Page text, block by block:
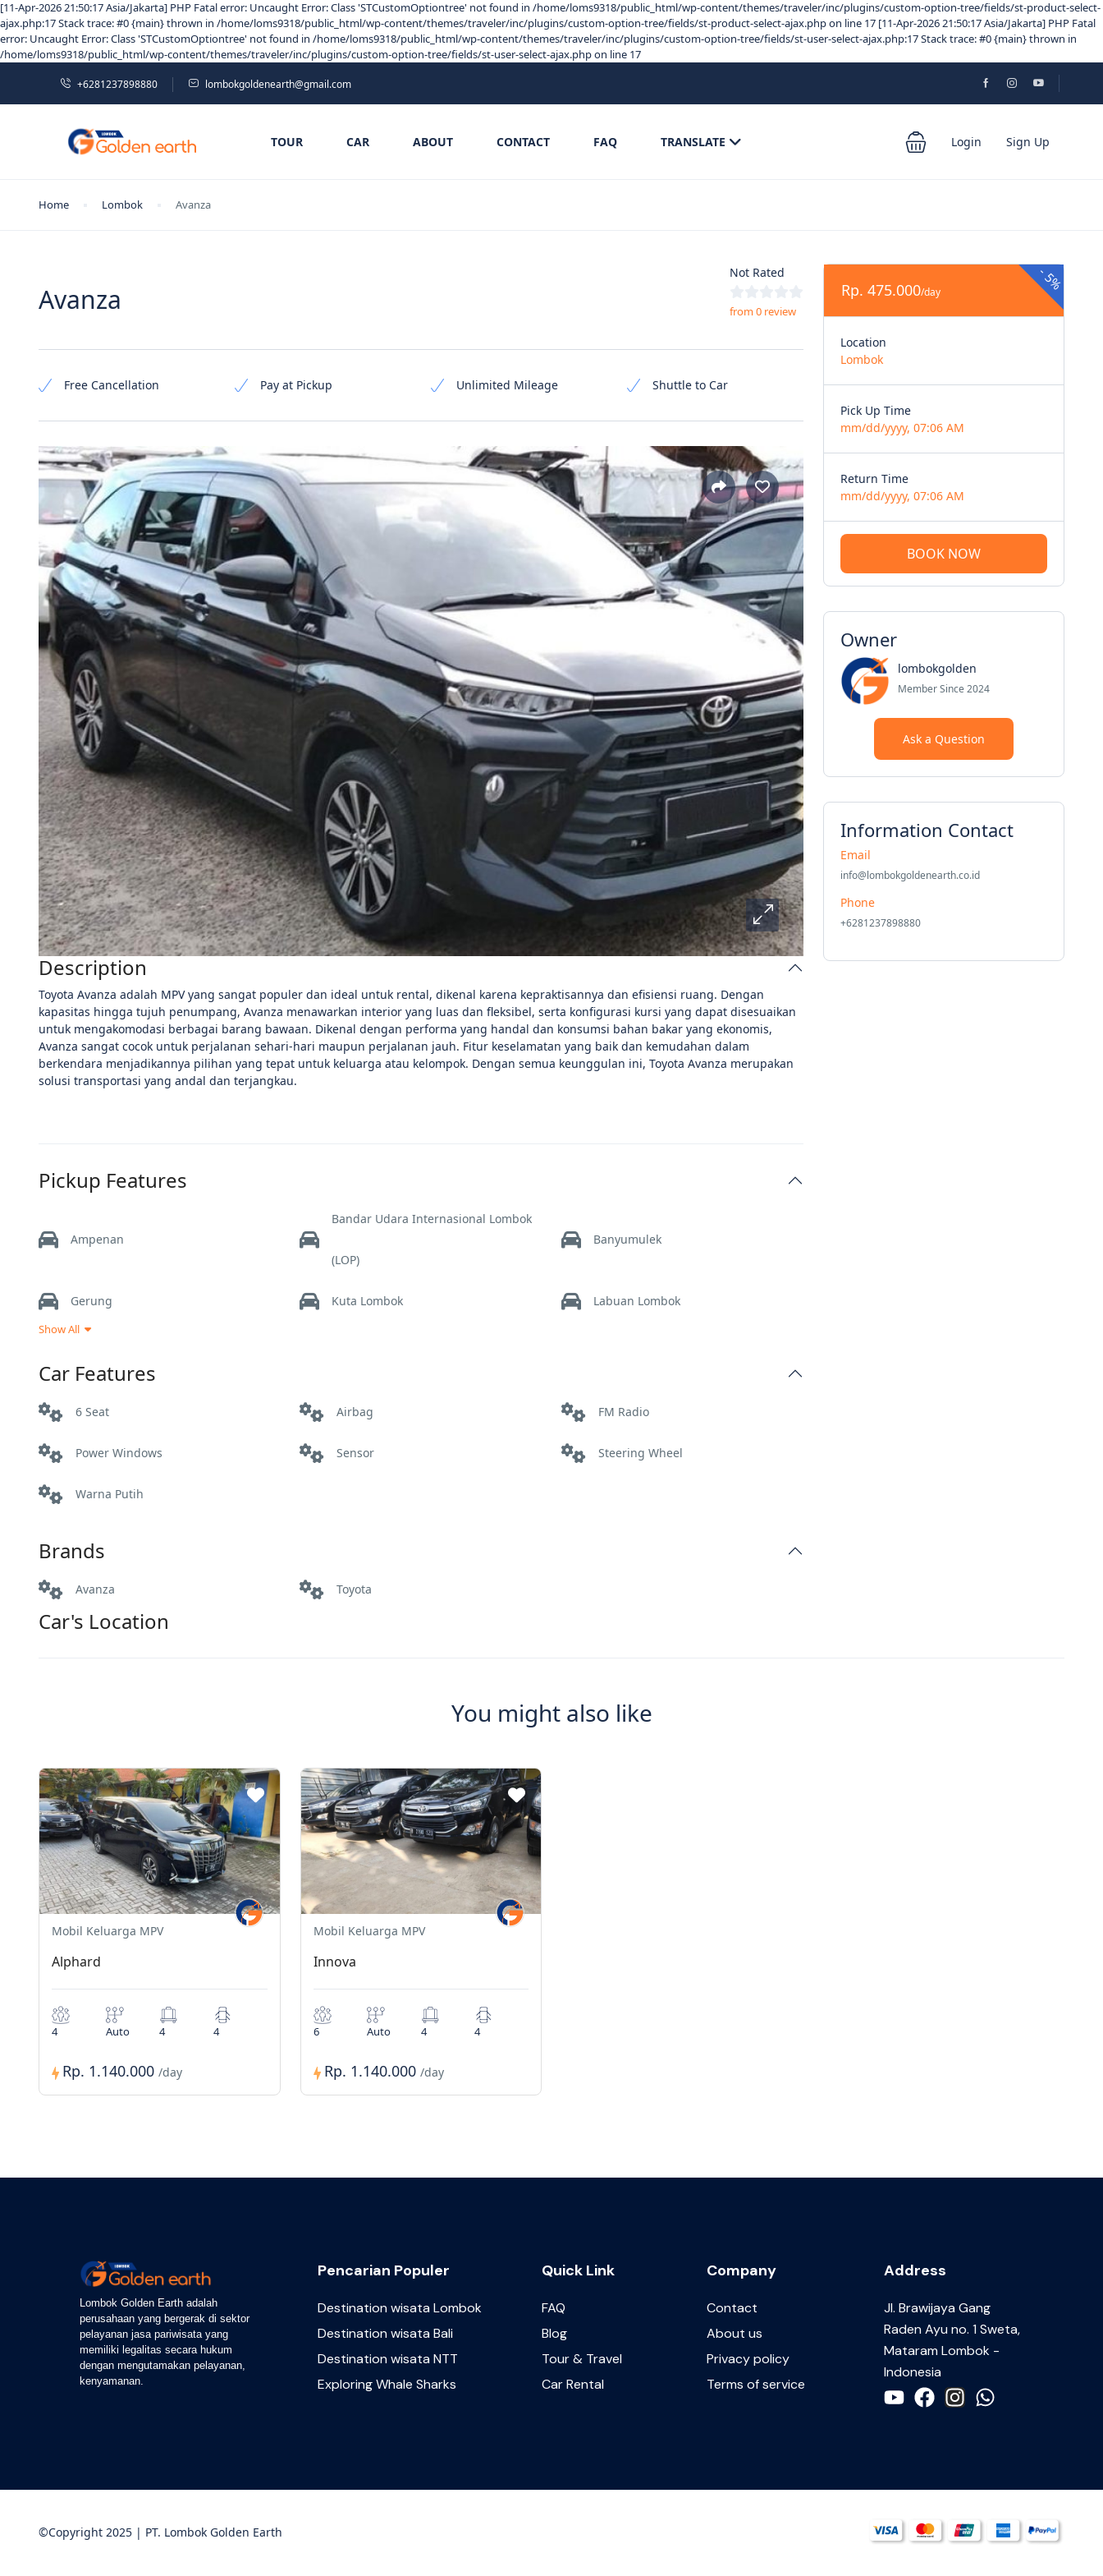
[11-Apr-2026 21:50:17 Asia/Jakarta] PHP Fatal error: Uncaught Error: Class 'STCustomOptiontree' not found in /home/loms9318/public_html/wp-content/themes/traveler/inc/plugins/custom-option-tree/fields/st-product-select-
ajax.php:17 Stack trace: #0 {main} thrown in /home/loms9318/public_html/wp-content/themes/traveler/inc/plugins/custom-option-tree/fields/st-product-select-ajax.php on line 17 [11-Apr-2026 21:50:17 Asia/Jakarta] PHP Fatal
error: Uncaught Error: Class 'STCustomOptiontree' not found in /home/loms9318/public_html/wp-content/themes/traveler/inc/plugins/custom-option-tree/fields/st-user-select-ajax.php:17 Stack trace: #0 {main} thrown in
/home/loms9318/public_html/wp-content/themes/traveler/inc/plugins/custom-option-tree/fields/st-user-select-ajax.php on line 17
+6281237898880 lombokgoldenearth@gmail.com
TOUR CAR ABOUT CONTACT FAQ TRANSLATE Login Sign Up
Home Lombok Avanza
Avanza
Not Rated
from 0 review
Free Cancellation Pay at Pickup Unlimited Mileage Shuttle to Car
Description
Toyota Avanza adalah MPV yang sangat populer dan ideal untuk rental, dikenal karena kepraktisannya dan efisiensi ruang. Dengan
kapasitas hingga tujuh penumpang, Avanza menawarkan interior yang luas dan fleksibel, serta konfigurasi kursi yang dapat disesuaikan
untuk mengakomodasi berbagai barang bawaan. Dikenal dengan performa yang handal dan konsumsi bahan bakar yang ekonomis,
Avanza sangat cocok untuk perjalanan sehari-hari maupun perjalanan jauh. Fitur keselamatan yang baik dan kemudahan dalam
berkendara menjadikannya pilihan yang tepat untuk keluarga atau kelompok. Dengan semua keunggulan ini, Toyota Avanza merupakan
solusi transportasi yang andal dan terjangkau.
Pickup Features
Ampenan
Bandar Udara Internasional Lombok
(LOP)
Banyumulek
Gerung Kuta Lombok Labuan Lombok
Praya
Show All
Car Features
6 Seat Airbag FM Radio
Power Windows Sensor Steering Wheel
Warna Putih
Brands
Avanza Toyota
Car's Location
-
5%
Rp. 475.000/day
Location
Lombok
Pick Up Time
mm/dd/yyyy, 07:06 AM
Return Time
mm/dd/yyyy, 07:06 AM
BOOK NOW
Owner
lombokgolden
Member Since 2024
Ask a Question
Information Contact
Email
info@lombokgoldenearth.co.id
Phone
+6281237898880
You might also like
Mobil Keluarga MPV
Alphard
4 Auto 4 4
Rp. 1.140.000 /day
Mobil Keluarga MPV
Innova
6 Auto 4 4
Rp. 1.140.000 /day
Lombok Golden Earth adalah
perusahaan yang bergerak di sektor
pelayanan jasa pariwisata yang
memiliki legalitas secara hukum
dengan mengutamakan pelayanan,
kenyamanan.
Pencarian Populer
Destination wisata Lombok
Destination wisata Bali
Destination wisata NTT
Exploring Whale Sharks
Quick Link
FAQ
Blog
Tour & Travel
Car Rental
Company
Contact
About us
Privacy policy
Terms of service
Address
JI. Brawijaya Gang
Raden Ayu no. 1 Sweta,
Mataram Lombok -
Indonesia
©Copyright 2025 | PT. Lombok Golden Earth